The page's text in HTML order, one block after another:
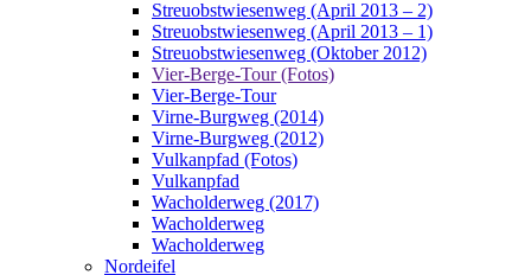
Streuobstwiesenweg (April 2013 – 2)
Streuobstwiesenweg (April 2013 – 1)
Streuobstwiesenweg (Oktober 2012)
Vier-Berge-Tour (Fotos)
Vier-Berge-Tour
Virne-Burgweg (2014)
Virne-Burgweg (2012)
Vulkanpfad (Fotos)
Vulkanpfad
Wacholderweg (2017)
Wacholderweg
Wacholderweg
Nordeifel